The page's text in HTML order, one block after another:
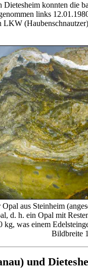
Dietesheim konnten die
links
LKW
Opal aus Steinheim
d. h. ein Opal mit
kg, was einem
Bildbreite
und